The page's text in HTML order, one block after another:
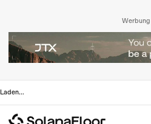
Werbung
Laden...